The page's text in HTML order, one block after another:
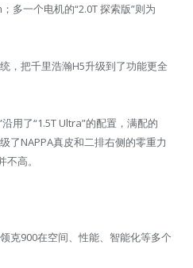
多一个电机的“2.0T 探索版”则为
，把千里浩瀚H5升级到了功能更全
用了“1.5T Ultra”的配置，满配的
了NAPPA真皮和二排右侧的零重力
高。
克900在空间、性能、智能化等多个